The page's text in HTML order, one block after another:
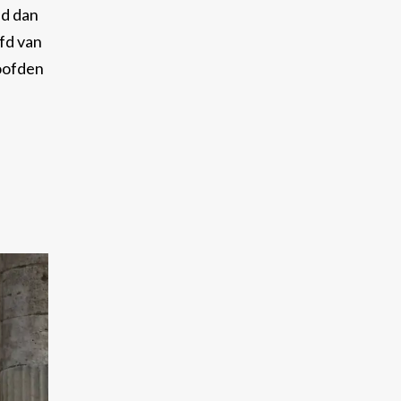
dan
van